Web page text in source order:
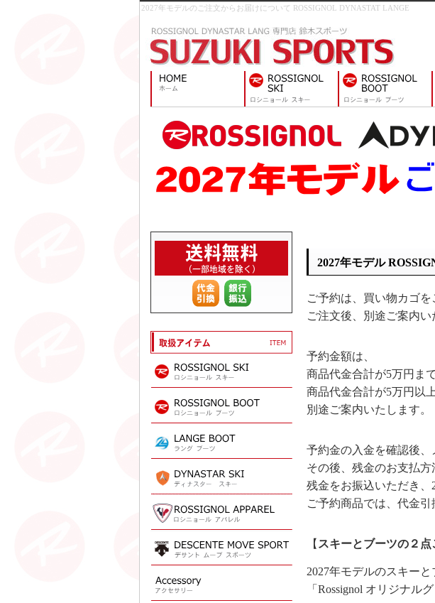
2027年モデルのご注文からお届けについて ROSSIGNOL DYNASTAT LANGE
2027年モデル
ご予約は、買い物カゴを
ご注文後、別途ご案内
予約金額は、
商品代金合計が5万円ま
商品代金合計が5万円以
別途ご案内いたします。
予約金の入金を確認後、
その後、残金のお支払
残金をお振込いただき、
ご予約商品では、代金
【 スキーとブーツの２点
2027年モデルのスキー
「Rossignol オリジナル